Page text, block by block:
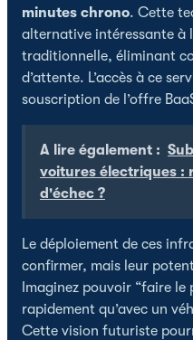
minutes chrono. Cette
alternative intéressante à
traditionnelle, éliminant
d’attente. L’accès à ce
souscription de l’offre
A lire également :
voitures électriques :
d'échec ?
Le déploiement de ces
confirmer, mais leur
Imaginez pouvoir “faire le
rapidement qu’avec un
Cette vision futuriste